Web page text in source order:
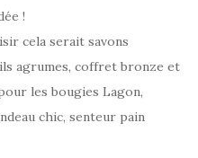
!
cela serait savons
agrumes, coffret bronze et
les bougies Lagon,
chic, senteur pain